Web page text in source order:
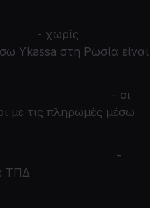
- χωρίς
Ykassa στη Ρωσία είναι
- οι
με τις πληρωμές μέσω
-
ΤΠΔ